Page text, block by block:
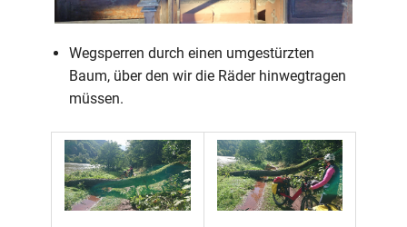
Wegsperren durch einen umgestürzten
Baum, über den wir die Räder hinwegtragen
müssen.